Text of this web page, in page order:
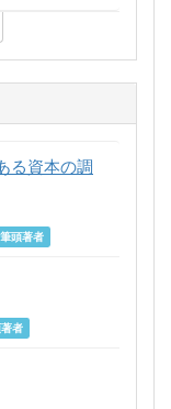
る資本の調
筆頭著者
者